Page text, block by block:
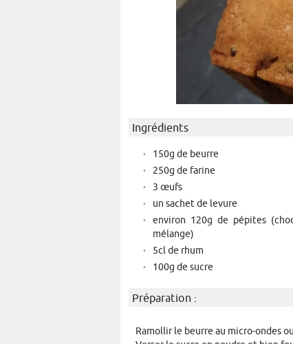
Ingrédients
150g de beurre
250g de farine
3 œufs
un sachet de levure
environ 120g de pépites
mélange)
5cl de rhum
100g de sucre
Préparation :
Ramollir le beurre au micro-ondes